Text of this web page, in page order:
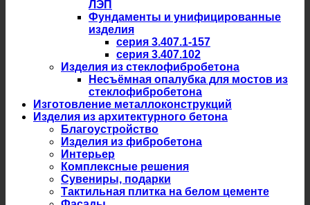
ЛЭП
Фундаменты и унифицированные
изделия
серия 3.407.1-157
серия 3.407.102
Изделия из стеклофибробетона
Несъёмная опалубка для мостов из
стеклофибробетона
Изготовление металлоконструкций
Изделия из архитектурного бетона
Благоустройство
Изделия из фибробетона
Интерьер
Комплексные решения
Сувениры, подарки
Тактильная плитка на белом цементе